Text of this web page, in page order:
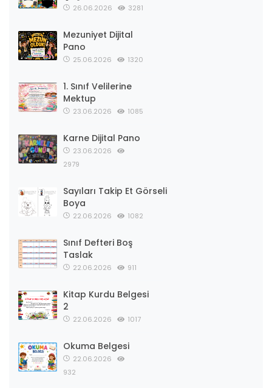
26.06.2026 3281
Mezuniyet Dijital
Pano
25.06.2026 1320
1. Sınıf Velilerine
Mektup
23.06.2026 1085
Karne Dijital Pano
23.06.2026
2979
Sayıları Takip Et Görseli
Boya
22.06.2026 1082
Sınıf Defteri Boş
Taslak
22.06.2026 911
Kitap Kurdu Belgesi
2
22.06.2026 1017
Okuma Belgesi
22.06.2026
932